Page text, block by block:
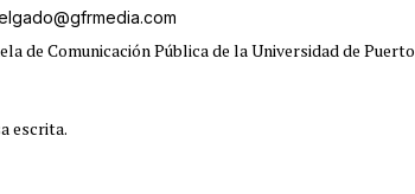
de Comunicación Pública de la Universidad de Puerto
escrita.